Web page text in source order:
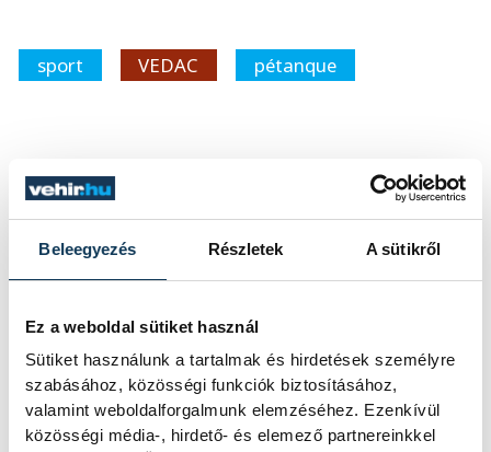
Beleegyezés Részletek A sütikről
Ez a weboldal sütiket használ
Sütiket használunk a tartalmak és hirdetések személyre
szabásához, közösségi funkciók biztosításához,
valamint weboldalforgalmunk elemzéséhez. Ezenkívül
közösségi média-, hirdető- és elemező partnereinkkel
sport VEDAC pétanque
vehir.hu